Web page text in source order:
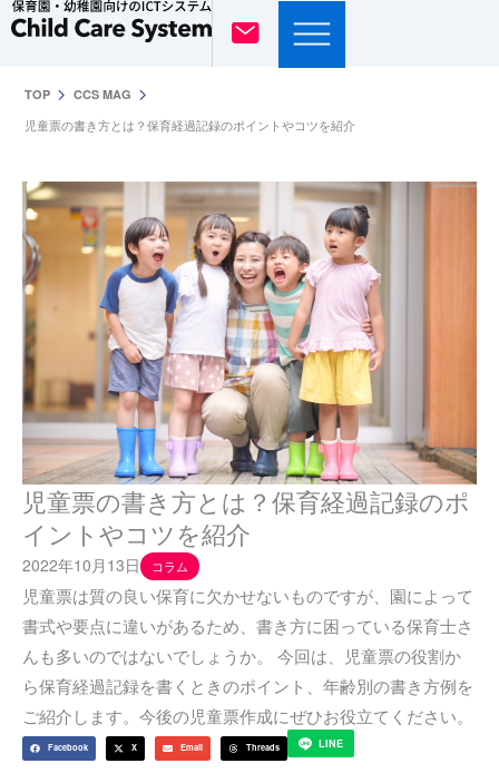
内
容
TOP CCS MAG
児童票の書き方とは？保育経過記録のポイントやコツを紹介
児童票の書き方とは？保育経過記録のポ
イントやコツを紹介
2022年10月13日 コラム
児童票は質の良い保育に欠かせないものですが、園によって
書式や要点に違いがあるため、書き方に困っている保育士さ
んも多いのではないでしょうか。 今回は、児童票の役割か
ら保育経過記録を書くときのポイント、年齢別の書き方例を
ご紹介します。今後の児童票作成にぜひお役立てください。
Facebook X Email Threads LINE